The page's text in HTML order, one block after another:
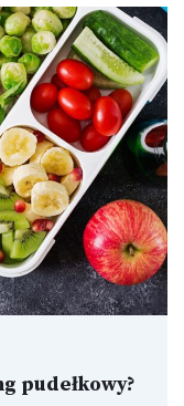
pudełkowy?